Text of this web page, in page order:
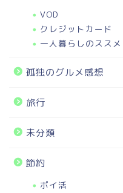
VOD
クレジットカード
一人暮らしのススメ
孤独のグルメ感想
旅行
未分類
節約
ポイ活